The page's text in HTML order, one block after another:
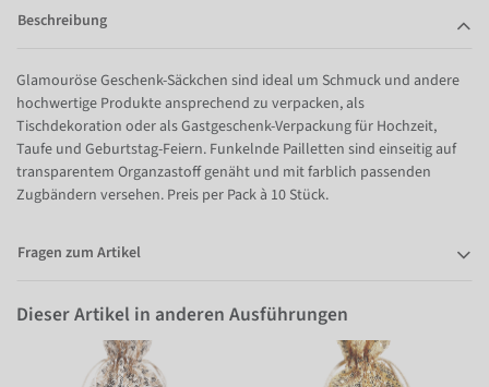
Beschreibung
Glamouröse Geschenk-Säckchen sind ideal um Schmuck und andere
hochwertige Produkte ansprechend zu verpacken, als
Tischdekoration oder als Gastgeschenk-Verpackung für Hochzeit,
Taufe und Geburtstag-Feiern. Funkelnde Pailletten sind einseitig auf
transparentem Organzastoff genäht und mit farblich passenden
Zugbändern versehen. Preis per Pack à 10 Stück.
Fragen zum Artikel
Dieser Artikel in anderen Ausführungen